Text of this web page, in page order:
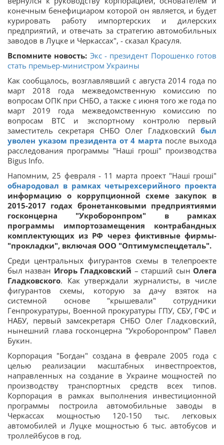
конечным бенефициаром которой он является, и будет
курировать работу импортерских и дилерских
предприятий, и отвечать за стратегию автомобильных
заводов в Луцке и Черкассах", - сказал Красуля.
Вспомните новость: Экс - президент Порошенко готов
стать премьер-министром Украины
Как сообщалось, возглавлявший с августа 2014 года по
март 2018 года межведомственную комиссию по
вопросам ОПК при СНБО, а также с июня того же года по
март 2019 года межведомственную комиссию по
вопросам ВТС и экспортному контролю первый
заместитель секретаря СНБО Олег Гладковский был
уволен указом президента от 4 марта после выхода
расследования программы "Наші гроші" производства
Bigus Info.
Напомним, 25 февраля - 11 марта проект "Наші гроші"
обнародовал в рамках четырехсерийного проекта
информацию о коррупционной схеме закупок в
2015-2017 годах бронетанковыми предприятиями
госконцерна "Укроборонпром" в рамках
программы импортозамещения контрабандных
комплектующих из РФ через фиктивные фирмы-
"прокладки", включая ООО "Оптимумспецдеталь".
Среди центральных фигурантов схемы в телепроекте
был назван Игорь Гладковский – старший сын Олега
Гладковского. Как утверждали журналисты, в числе
фигурантов схемы, которую за дачу взяток на
системной основе "крышевали" сотрудники
Генпрокуратуры, Военной прокуратуры ГПУ, СБУ, ГФС и
НАБУ, первый замсекретаря СНБО Олег Гладковский,
нынешний глава госконцерна "Укроборонпром" Павел
Букин.
Корпорация "Богдан" создана в феврале 2005 года с
целью реализации масштабных инвестпроектов,
направленных на создание в Украине мощностей по
производству транспортных средств всех типов.
Корпорация в рамках выполнения инвестиционной
программы построила автомобильные заводы в
Черкассах мощностью 120-150 тыс. легковых
автомобилей и Луцке мощностью 6 тыс. автобусов и
троллейбусов в год.